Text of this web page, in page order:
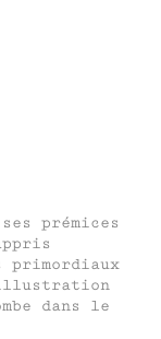
prémices
dans le